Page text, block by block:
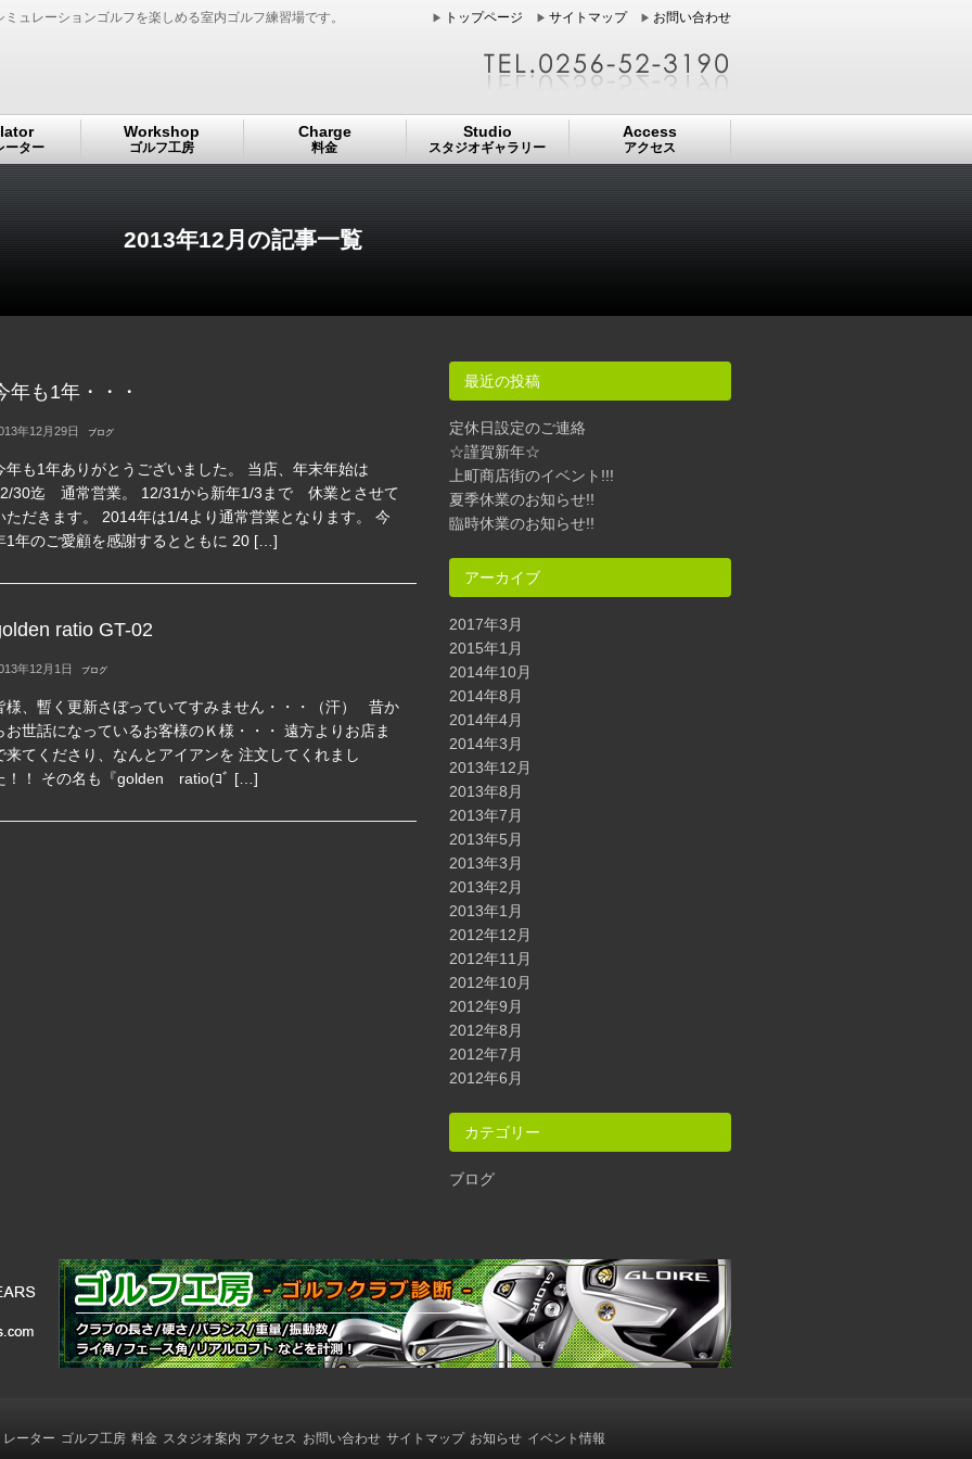
ュレーションゴルフを楽しめる室内ゴルフ練習場です。 トップページ サイトマップ お問い合わせ
ーター
Workshop
ゴルフ工房
Charge
料金
Studio
スタジオギャラリー
Access
アクセス
2013年12月の記事一覧
年も1年・・・
年12月29日 ブログ
年も1年ありがとうございました。 当店、年末年始は
30迄 通常営業。 12/31から新年1/3まで 休業とさせて
ただきます。 2014年は1/4より通常営業となります。 今
1年のご愛顧を感謝するとともに 20 […]
ratio GT-02
年12月1日 ブログ
様、暫く更新さぼっていてすみません・・・（汗） 昔か
お世話になっているお客様のＫ様・・・ 遠方よりお店ま
来てくださり、なんとアイアンを 注文してくれまし
！！ その名も『golden ratio(ｺﾞ […]
最近の投稿
定休日設定のご連絡
☆謹賀新年☆
上町商店街のイベント!!!
夏季休業のお知らせ!!
臨時休業のお知らせ!!
アーカイブ
2017年3月
2015年1月
2014年10月
2014年8月
2014年4月
2014年3月
2013年12月
2013年8月
2013年7月
2013年5月
2013年3月
2013年2月
2013年1月
2012年12月
2012年11月
2012年10月
2012年9月
2012年8月
2012年7月
2012年6月
カテゴリー
ブログ
レーター ゴルフ工房 料金 スタジオ案内 アクセス お問い合わせ サイトマップ お知らせ イベント情報